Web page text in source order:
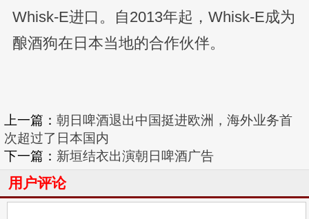
Whisk-E进口。自2013年起，Whisk-E成为
酿酒狗在日本当地的合作伙伴。
上一篇： 朝日啤酒退出中国挺进欧洲，海外业务首
次超过了日本国内
下一篇： 新垣结衣出演朝日啤酒广告
用户评论